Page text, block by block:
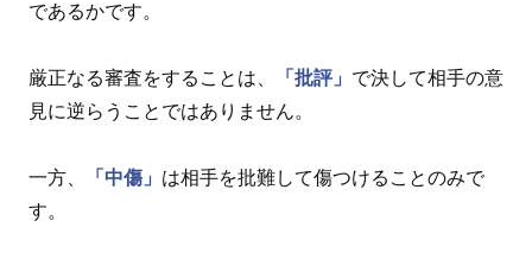
であるかです。
厳正なる審査をすることは、 「批評」 で決して相手の意
見に逆らうことではありません。
一方、 「中傷」 は相手を批難して傷つけることのみで
す。